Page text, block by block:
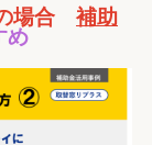
場合 補助
め